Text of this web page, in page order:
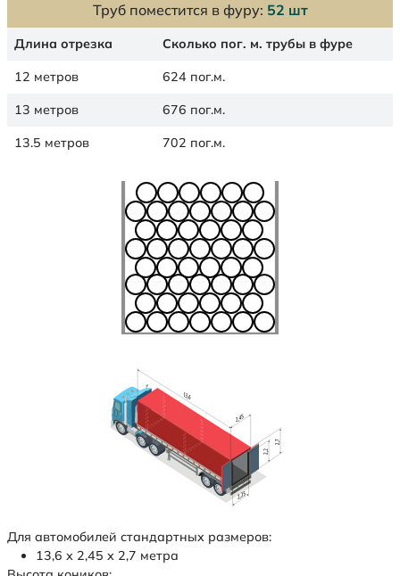
Труб поместится в фуру: 52 шт
Длина отрезка Сколько пог. м. трубы в фуре
12 метров 624 пог.м.
13 метров 676 пог.м.
13.5 метров 702 пог.м.
Для автомобилей стандартных размеров:
13,6 х 2,45 х 2,7 метра